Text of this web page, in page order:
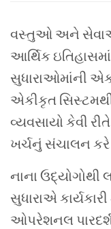
વસ્તુઓ અને સેવાઓ
આર્થિક
સુધારાઓમાંની
એકીકૃત
વ્યવસાયો કેવી
ખર્ચનું સંચાલન
નાના ઉદ્યોગોથી
સુધારાએ
ઓપરેશનલ